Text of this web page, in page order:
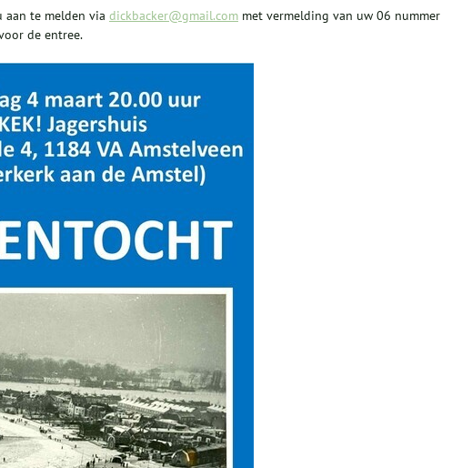
aan te melden via dickbacker@gmail.com met vermelding van uw 06 nummer
de entree.